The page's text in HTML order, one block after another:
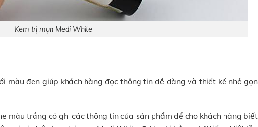
Kem trị mụn Medi White
màu đen giúp khách hàng đọc thông tin dễ dàng và thiết kế nhỏ gọn
màu trắng có ghi các thông tin của sản phẩm để cho khách hàng biết